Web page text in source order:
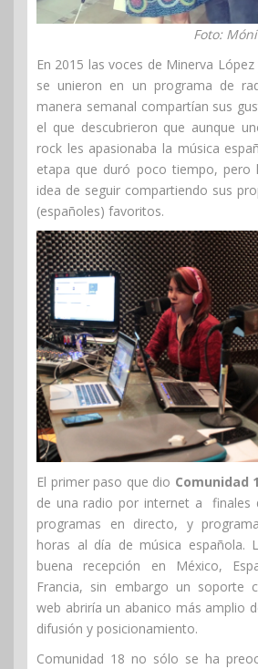
Foto:
En 2015 las voces de Minerva
se unieron en un programa de
manera semanal compartían sus
el que descubrieron que aunque
rock les apasionaba la música
etapa que duró poco tiempo, pero
idea de seguir compartiendo sus
(españoles) favoritos.
El primer paso que dio Comunidad
de una radio por internet a finales
programas en directo, y
horas al día de música española.
buena recepción en México,
Francia, sin embargo un soporte
web abriría un abanico más amplio
difusión y posicionamiento.
Comunidad 18 no sólo se ha